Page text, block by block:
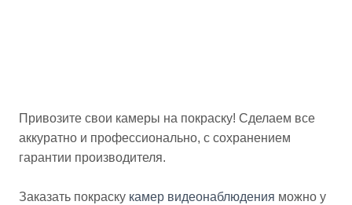
Привозите свои камеры на покраску! Сделаем все
аккуратно и профессионально, с сохранением
гарантии производителя.
Заказать покраску камер видеонаблюдения можно у